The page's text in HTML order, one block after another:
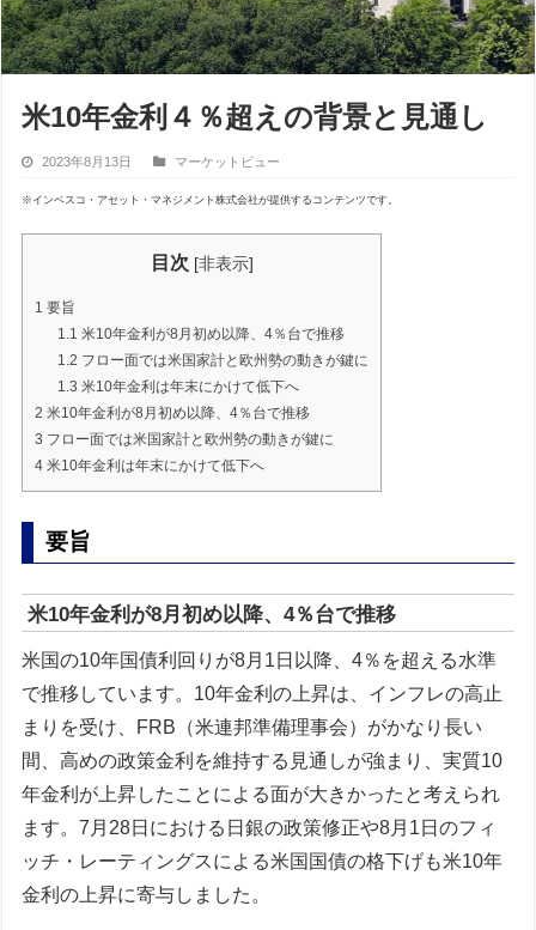
米10年金利４％超えの背景と見通し
2023年8月13日 マーケットビュー
※インベスコ・アセット・マネジメント株式会社が提供するコンテンツです。
目次 [非表示]
1 要旨
1.1 米10年金利が8月初め以降、4％台で推移
1.2 フロー面では米国家計と欧州勢の動きが鍵に
1.3 米10年金利は年末にかけて低下へ
2 米10年金利が8月初め以降、4％台で推移
3 フロー面では米国家計と欧州勢の動きが鍵に
4 米10年金利は年末にかけて低下へ
要旨
米10年金利が8月初め以降、4％台で推移
米国の10年国債利回りが8月1日以降、4％を超える水準
で推移しています。10年金利の上昇は、インフレの高止
まりを受け、FRB（米連邦準備理事会）がかなり長い
間、高めの政策金利を維持する見通しが強まり、実質10
年金利が上昇したことによる面が大きかったと考えられ
ます。7月28日における日銀の政策修正や8月1日のフィ
ッチ・レーティングスによる米国国債の格下げも米10年
金利の上昇に寄与しました。